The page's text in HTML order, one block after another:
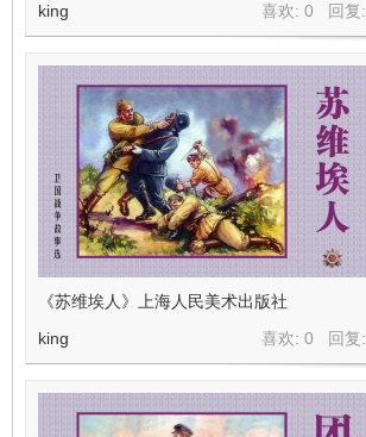
喜欢: 0 回复:
king
《苏维埃人》上海人民美术出版社
喜欢: 0 回复:
king